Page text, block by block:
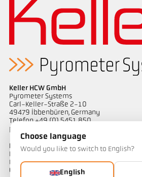
Keller HCW GmbH
Pyrometer Systems
Carl-Keller-Straße 2-10
49479 Ibbenbüren, Germany
Telefon +49 (0) 5451 850
ps@keller.de
Bağlantılar
Legal Notice
Privacy
GTC
Choose language
Would you like to switch to English?
English